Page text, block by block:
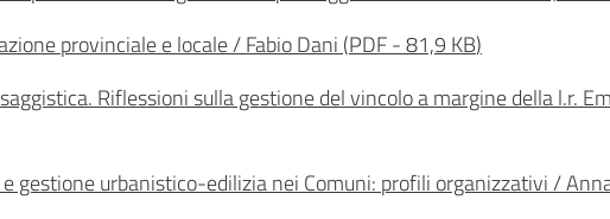
provinciale e locale / Fabio Dani (PDF-81,9 KB)
Riflessioni sulla gestione del vincolo a margine della l.r.
e gestione urbanistico-edilizia nei Comuni: profili organizzativi /